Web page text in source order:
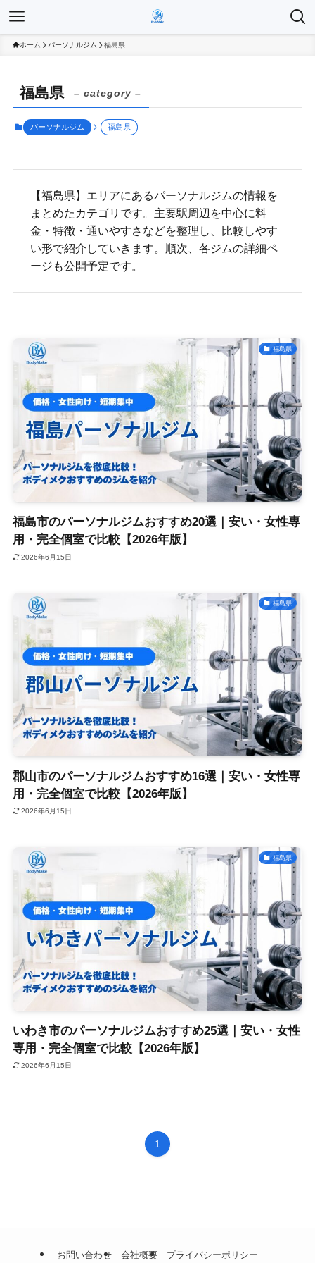
ホーム パーソナルジム 福島県
福島県 – category –
パーソナルジム 福島県
【福島県】エリアにあるパーソナルジムの情報を
まとめたカテゴリです。主要駅周辺を中心に料
金・特徴・通いやすさなどを整理し、比較しやす
い形で紹介していきます。順次、各ジムの詳細ペ
ージも公開予定です。
福島県
福島市のパーソナルジムおすすめ20選｜安い・女性専
用・完全個室で比較【2026年版】
2026年6月15日
福島県
郡山市のパーソナルジムおすすめ16選｜安い・女性専
用・完全個室で比較【2026年版】
2026年6月15日
福島県
いわき市のパーソナルジムおすすめ25選｜安い・女性
専用・完全個室で比較【2026年版】
2026年6月15日
1
お問い合わせ 会社概要 プライバシーポリシー